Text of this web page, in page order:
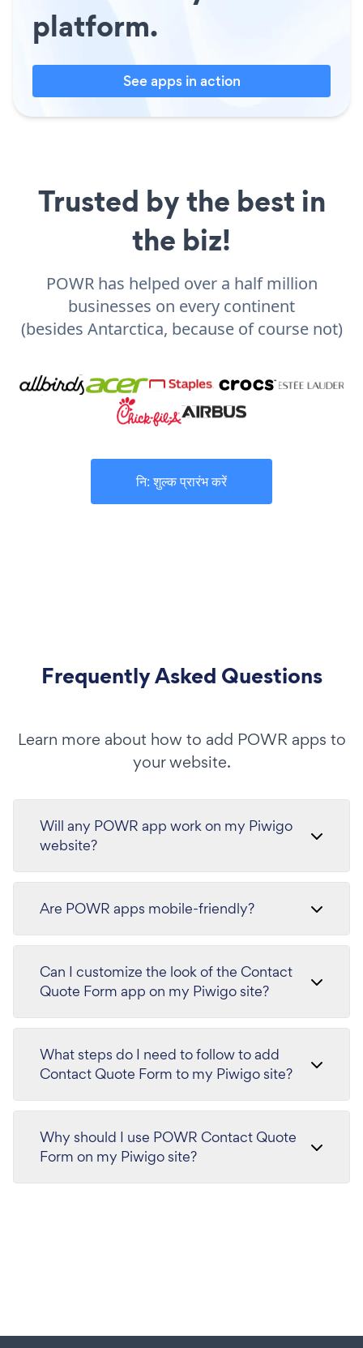
platform.
See apps in action
Trusted by the best in
the biz!
POWR has helped over a half million
businesses on every continent
(besides Antarctica, because of course not)
नि: शुल्क प्रारंभ करें
Frequently Asked Questions
Learn more about how to add POWR apps to
your website.
Will any POWR app work on my Piwigo
website?
Are POWR apps mobile-friendly?
Can I customize the look of the Contact
Quote Form app on my Piwigo site?
What steps do I need to follow to add
Contact Quote Form to my Piwigo site?
Why should I use POWR Contact Quote
Form on my Piwigo site?